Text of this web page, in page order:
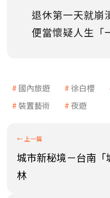
退休第一天就崩
便當懷疑人生「
國內旅遊 徐白櫻
裝置藝術
夜遊
城市新秘境－台南
林